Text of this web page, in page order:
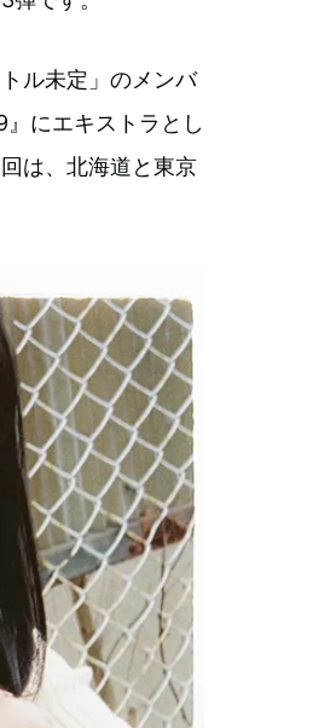
ル未定」のメンバ
にエキストラとし
は、北海道と東京